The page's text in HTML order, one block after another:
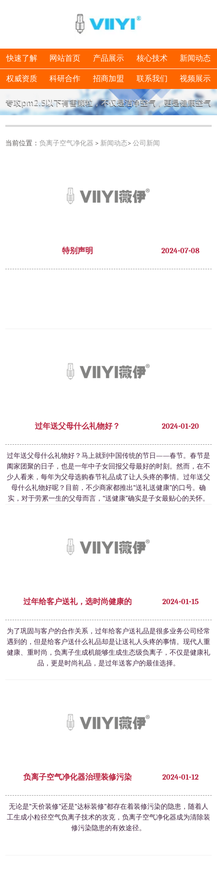
快速了解 网站首页 产品展示 核心技术 新闻动态
权威资质 科研合作 招商加盟 联系我们 视频展示
当前位置：负离子空气净化器 > 新闻动态>公司新闻
特别声明 2024-07-08
过年送父母什么礼物好？ 2024-01-20
过年送父母什么礼物好？马上就到中国传统的节日——春节。春节是
阖家团聚的日子，也是一年中子女回报父母最好的时刻。然而，在不
少人看来，每年为父母选购春节礼品成了让人头疼的事情。过年送父
母什么礼物好呢？目前，不少商家都推出“送礼送健康”的口号。确
实，对于劳累一生的父母而言，“送健康”确实是子女最贴心的关怀。
过年给客户送礼，选时尚健康的 2024-01-15
为了巩固与客户的合作关系，过年给客户送礼品是很多业务公司经常
遇到的，但是给客户送什么礼品却是让送礼人头疼的事情。现代人重
健康、重时尚，负离子生成机能够生成生态级负离子，不仅是健康礼
品，更是时尚礼品，是过年送客户的最佳选择。
负离子空气净化器治理装修污染 2024-01-12
无论是“天价装修”还是“达标装修”都存在着装修污染的隐患，随着人
工生成小粒径空气负离子技术的攻克，负离子空气净化器成为清除装
修污染隐患的有效途径。